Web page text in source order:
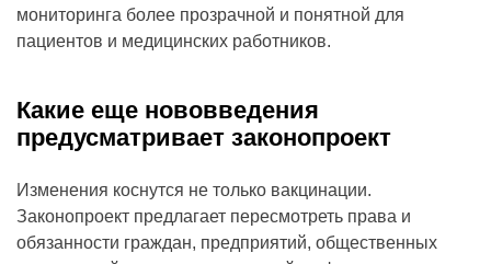
мониторинга более прозрачной и понятной для
пациентов и медицинских работников.
Какие еще нововведения
предусматривает законопроект
Изменения коснутся не только вакцинации.
Законопроект предлагает пересмотреть права и
обязанности граждан, предприятий, общественных